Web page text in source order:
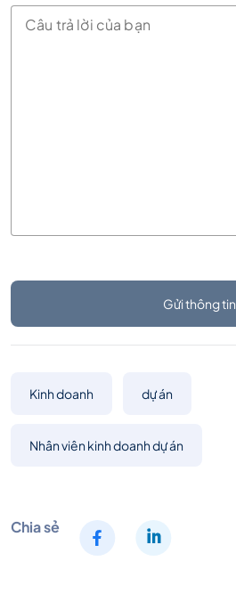
Gửi thông tin
Kinh doanh dự án
Nhân viên kinh doanh dự án
Chia sẻ